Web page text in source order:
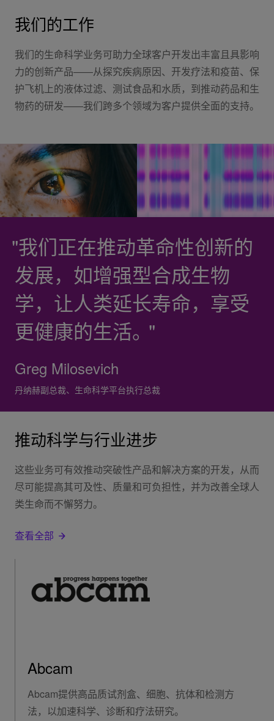
我们的工作
我们的生命科学业务可助力全球客户开发出丰富且具影响
力的创新产品——从探究疾病原因、开发疗法和疫苗、保
护飞机上的液体过滤、测试食品和水质，到推动药品和生
物药的研发——我们跨多个领域为客户提供全面的支持。
我们正在推动革命性创新的
发展，如增强型合成生物
学，让人类延长寿命，享受
更健康的生活。
Greg Milosevich
丹纳赫副总裁、生命科学平台执行总裁
推动科学与行业进步
这些业务可有效推动突破性产品和解决方案的开发，从而
尽可能提高其可及性、质量和可负担性，并为改善全球人
类生命而不懈努力。
查看全部
Abcam
Abcam提供高品质试剂盒、细胞、抗体和检测方
法，以加速科学、诊断和疗法研究。